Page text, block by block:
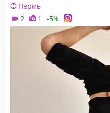
Пермь
2
1 -5%